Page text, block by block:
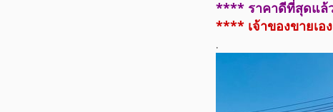
**** ราคาดีที่สุดแล้
**** เจ้าของขายเอ
.